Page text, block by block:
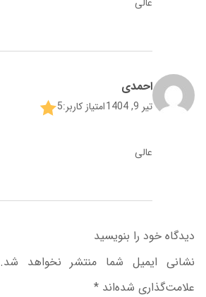
احمدی
تیر 9, 1404 امتیاز کاربر:5
عالی
دیدگاه خود را بنویسید
نشانی ایمیل شما منتشر نخواهد شد.
علامت‌گذاری شده‌اند *